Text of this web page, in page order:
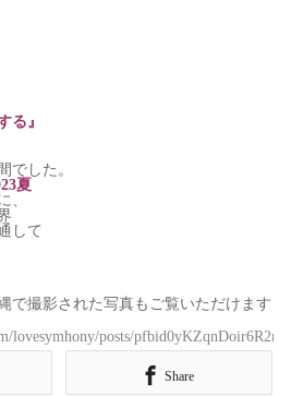
』
でした。
夏
、
して
で撮影された写真もご覧いただけます
lovesymhony/posts/
Share